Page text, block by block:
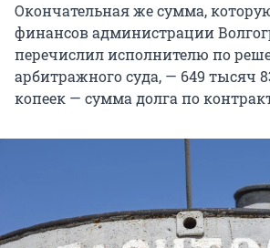
Окончательная же сумма,
финансов администрации
перечислил исполнителю по
арбитражного суда, — 649 тысяч
копеек — сумма долга по